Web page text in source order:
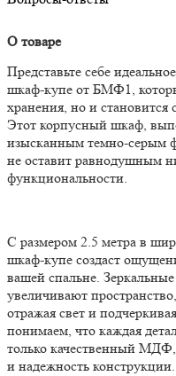
О товаре
Представьте себе
шкаф-купе от БМФ1,
хранения, но и становится
Этот корпусный шкаф,
изысканным темно-серым
не оставит равнодушным
функциональности.
С размером 2.5 метра в
шкаф-купе создаст
вашей спальне.
увеличивают
отражая свет и
понимаем, что каждая
только качественный МДФ,
и надежность конструкции.